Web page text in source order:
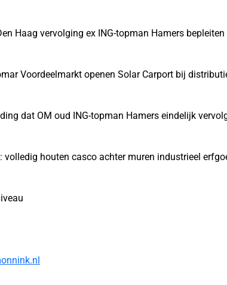
Haag vervolging ex ING-topman Hamers bepleiten
Voordeelmarkt openen Solar Carport bij
dat OM oud ING-topman Hamers eindelijk
volledig houten casco achter muren industrieel